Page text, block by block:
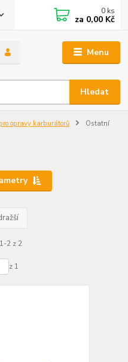
Menu
Hledat
0 ks
za 0,00 Kč
opravy karburátorů Ostatní
2 z 2
z 1